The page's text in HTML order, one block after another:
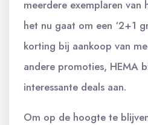
meerdere exemplaren
het nu gaat om een ‘2+1
korting bij aankoop van
andere promoties, HEMA
interessante deals aan.
Om op de hoogte te